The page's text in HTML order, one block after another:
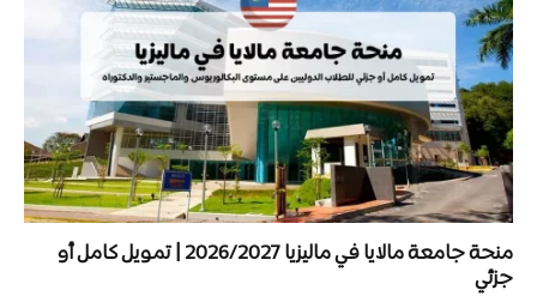
منحة جامعة مالايا في ماليزيا 2026/2027 | تمويل كامل أو
جزئي